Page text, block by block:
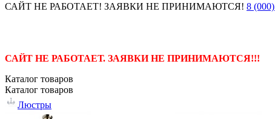
САЙТ НЕ РАБОТАЕТ! ЗАЯВКИ НЕ ПРИНИМАЮТСЯ! 8 (000)
САЙТ НЕ РАБОТАЕТ. ЗАЯВКИ НЕ ПРИНИМАЮТСЯ!!!
Каталог товаров
Каталог товаров
Люстры